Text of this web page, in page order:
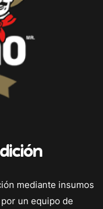
mediante insumos
un equipo de